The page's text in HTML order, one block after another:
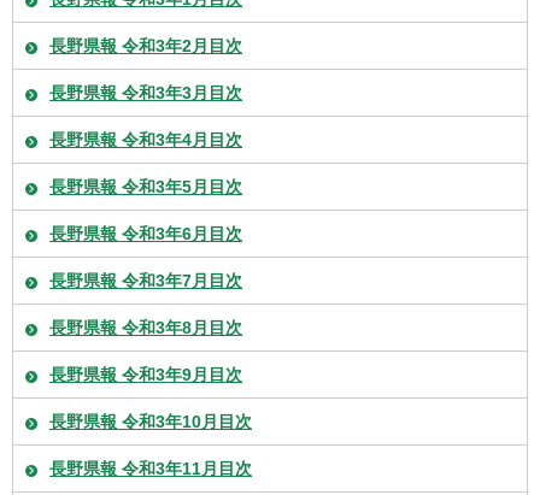
長野県報 令和3年2月目次
長野県報 令和3年3月目次
長野県報 令和3年4月目次
長野県報 令和3年5月目次
長野県報 令和3年6月目次
長野県報 令和3年7月目次
長野県報 令和3年8月目次
長野県報 令和3年9月目次
長野県報 令和3年10月目次
長野県報 令和3年11月目次